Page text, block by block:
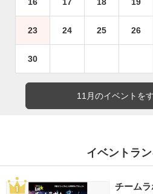
23 24 25 26
30
11月のイベントを
イベントラ
チーム